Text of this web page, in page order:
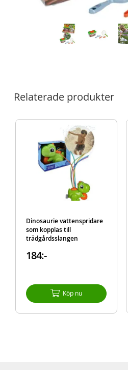
Relaterade produkter
Dinosaurie vattenspridare
som kopplas till
trädgårdsslangen
184:-
Köp nu